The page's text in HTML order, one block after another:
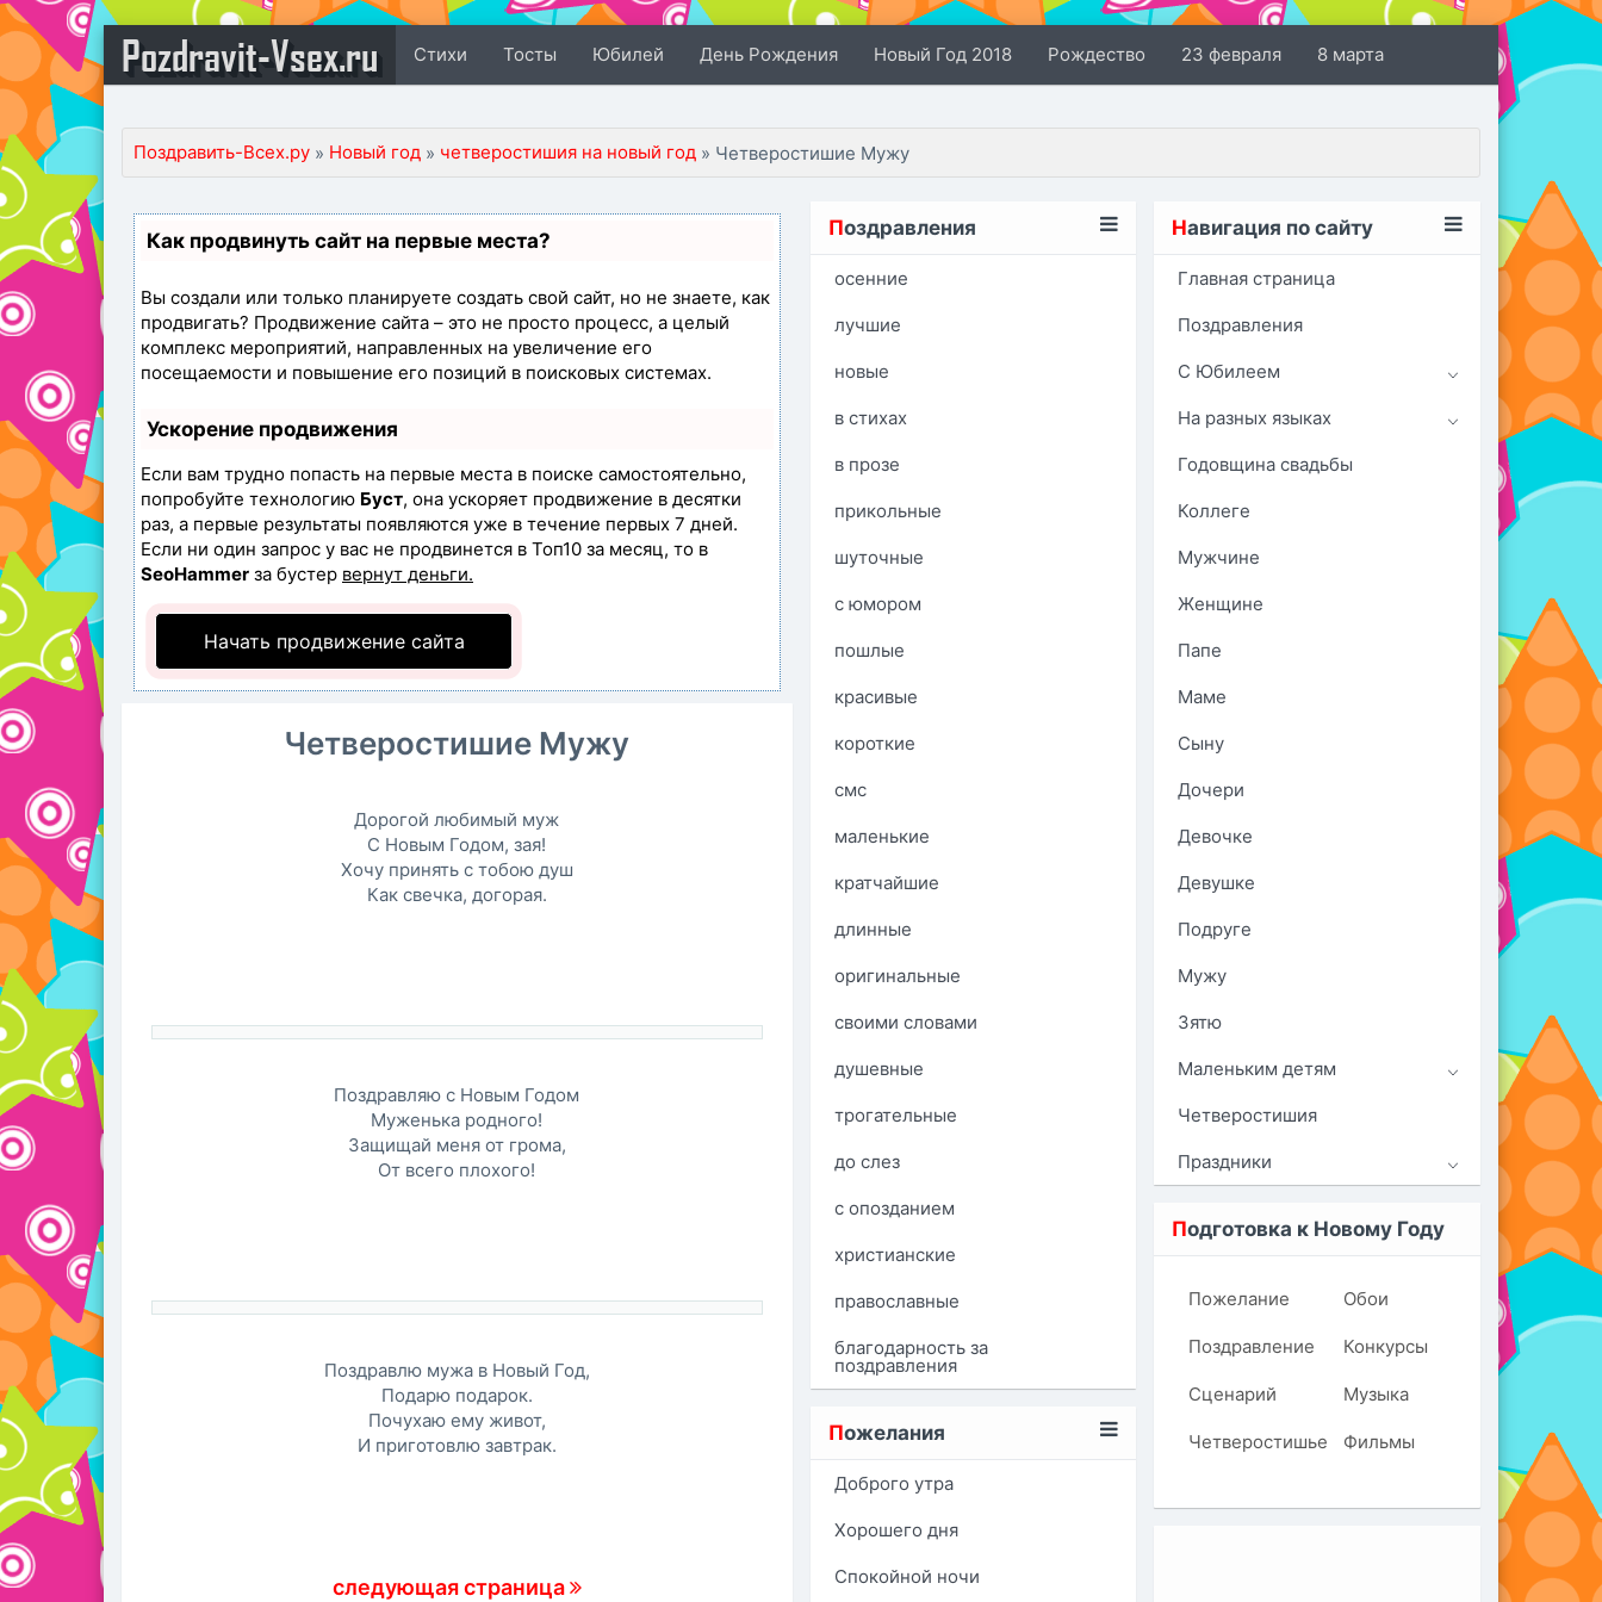
Pozdravit-Vsex.ru Стихи Тосты Юбилей День Рождения Новый Год 2018 Рождество 23 февраля 8 марта
Поздравить-Всех.ру » Новый год » четверостишия на новый год » Четверостишие Мужу
Как продвинуть сайт на первые места?
Вы создали или только планируете создать свой сайт, но не знаете, как
продвигать? Продвижение сайта – это не просто процесс, а целый
комплекс мероприятий, направленных на увеличение его
посещаемости и повышение его позиций в поисковых системах.
Ускорение продвижения
Если вам трудно попасть на первые места в поиске самостоятельно,
попробуйте технологию Буст, она ускоряет продвижение в десятки
раз, а первые результаты появляются уже в течение первых 7 дней.
Если ни один запрос у вас не продвинется в Топ10 за месяц, то в
SeoHammer за бустер вернут деньги.
Начать продвижение сайта
Четверостишие Мужу
Дорогой любимый муж
С Новым Годом, зая!
Хочу принять с тобою душ
Как свечка, догорая.
Поздравляю с Новым Годом
Муженька родного!
Защищай меня от грома,
От всего плохого!
Поздравлю мужа в Новый Год,
Подарю подарок.
Почухаю ему живот,
И приготовлю завтрак.
следующая страница
Поздравления
осенние
лучшие
новые
в стихах
в прозе
прикольные
шуточные
с юмором
пошлые
красивые
короткие
смс
маленькие
кратчайшие
длинные
оригинальные
своими словами
душевные
трогательные
до слез
с опозданием
христианские
православные
благодарность за
поздравления
Пожелания
Доброго утра
Хорошего дня
Спокойной ночи
Навигация по сайту
Главная страница
Поздравления
С Юбилеем
На разных языках
Годовщина свадьбы
Коллеге
Мужчине
Женщине
Папе
Маме
Сыну
Дочери
Девочке
Девушке
Подруге
Мужу
Зятю
Маленьким детям
Четверостишия
Праздники
Подготовка к Новому Году
Пожелание
Поздравление
Сценарий
Четверостишье
Обои
Конкурсы
Музыка
Фильмы